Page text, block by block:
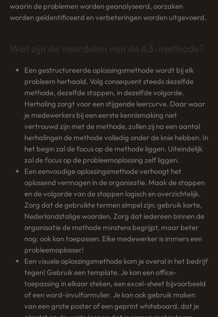
waarin de problemen worden geanalyseerd, oorzaken
worden geïdentificeerd en verbeteringen worden uitgevoerd.
Wat zijn de voordelen van de A3-methode?
Een gestructureerde oplossingsmethode wordt bij elk
probleem herhaald. Volg consequent steeds dezelfde
methode, dezelfde stappen, in dezelfde volgorde.
Herhaling zorgt voor een stijgende leercurve. Daar waar
je medewerkers bij een eerste kennismaking niet
vertrouwd zijn met de methode, zullen zij na een aantal
herhalingen de methode volledig onder de knie hebben. In
het begin zal de focus op de methode liggen. Uiteindelijk
zal de focus op de probleemoplossing zelf liggen.
Een eenvoudige oplossingsmethode verhoogt het
oplossend vermogen in de organisatie. Maak de stappen
en de volgorde van de stappen logisch en overzichtelijk.
Zorg dat de gebruikte termen simpel zijn: gebruik korte,
Nederlandstalige woorden. Zorg dat iedereen binnen de
organisatie de methode minstens begrijpt, maar beter
nog: ook kan toepassen. Elke medewerker is immers een
probleemoplosser!
Een visuele oplossingsmethode kom je overal in het bedrijf
tegen! Gebruik een template. Je kan een office-
toepassing in elkaar steken, een excel-sheet bijvoorbeeld
of een word-invulformulier. Je kan ook gebruik maken
van een grote poster of een geprint whiteboard, dat je